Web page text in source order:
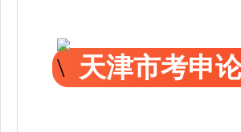
天津市考申